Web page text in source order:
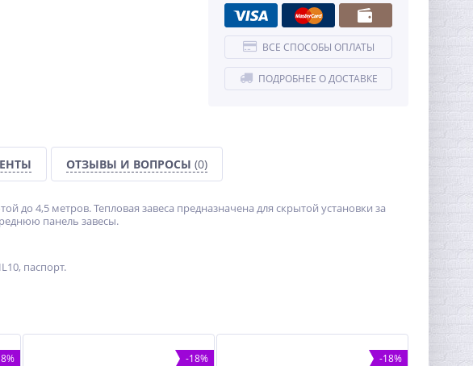
ВСЕ СПОСОБЫ ОПЛАТЫ
ПОДРОБНЕЕ О ДОСТАВКЕ
ОТЗЫВЫ И ВОПРОСЫ (0)
до 4,5 метров. Тепловая завеса предназначена для скрытой установки за
панель завесы.
паспорт.
-18% -18%